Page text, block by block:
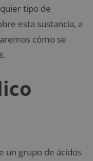
tipo de
esta sustancia, a
cómo se
un grupo de ácidos